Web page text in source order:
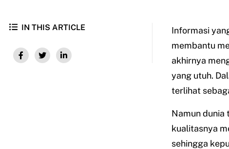
IN THIS ARTICLE
Informasi
membantu
akhirnya
yang utuh.
terlihat
Namun dunia
kualitasnya
sehingga